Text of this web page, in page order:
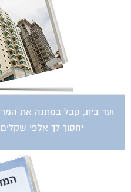
ועד בית, קבל במתנה את
יחסוך לך אלפי שקלים